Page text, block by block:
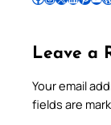
Leave a
Your email
fields are